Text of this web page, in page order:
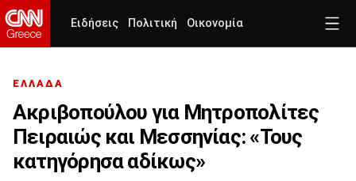
Ειδήσεις Πολιτική Οικονομία
ΕΛΛΑΔΑ
Ακριβοπούλου για Μητροπολίτες
Πειραιώς και Μεσσηνίας: «Τους
κατηγόρησα αδίκως»